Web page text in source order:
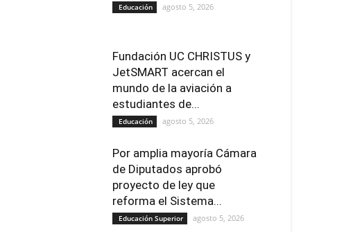
Educación agosto 5, 2026
Fundación UC CHRISTUS y
JetSMART acercan el
mundo de la aviación a
estudiantes de...
Educación agosto 5, 2026
Por amplia mayoría Cámara
de Diputados aprobó
proyecto de ley que
reforma el Sistema...
Educación Superior agosto 5, 2026